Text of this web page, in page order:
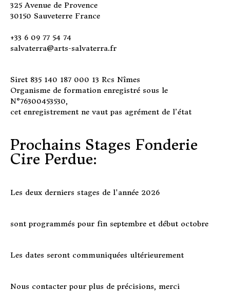
325 Avenue de Provence
30150 Sauveterre France
+33 6 09 77 54 74
salvaterra@arts-salvaterra.fr
Siret 835 140 187 000 13 Rcs Nîmes
Organisme de formation enregistré sous le
N°76300453530,
cet enregistrement ne vaut pas agrément de l’état
Prochains Stages Fonderie
Cire Perdue:
Les deux derniers stages de l'année 2026
sont programmés pour fin septembre et début octobre
Les dates seront communiquées ultérieurement
Nous contacter pour plus de précisions, merci